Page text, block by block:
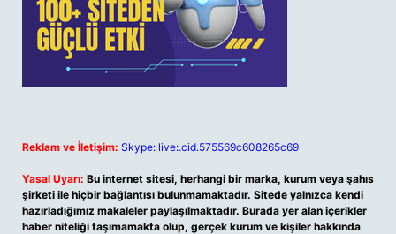
Reklam ve İletişim: Skype: live:.cid.575569c608265c69
Yasal Uyarı: Bu internet sitesi, herhangi bir marka, kurum veya şahıs
şirketi ile hiçbir bağlantısı bulunmamaktadır. Sitede yalnızca kendi
hazırladığımız makaleler paylaşılmaktadır. Burada yer alan içerikler
haber niteliği taşımamakta olup, gerçek kurum ve kişiler hakkında